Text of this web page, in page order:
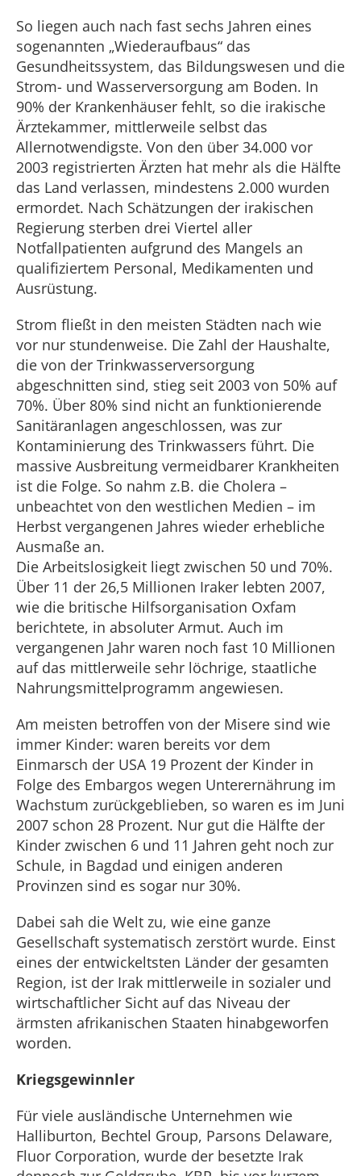
So liegen auch nach fast sechs Jahren eines
sogenannten „Wiederaufbaus“ das
Gesundheitssystem, das Bildungswesen und die
Strom- und Wasserversorgung am Boden. In
90% der Krankenhäuser fehlt, so die irakische
Ärztekammer, mittlerweile selbst das
Allernotwendigste. Von den über 34.000 vor
2003 registrierten Ärzten hat mehr als die Hälfte
das Land verlassen, mindestens 2.000 wurden
ermordet. Nach Schätzungen der irakischen
Regierung sterben drei Viertel aller
Notfallpatienten aufgrund des Mangels an
qualifiziertem Personal, Medikamenten und
Ausrüstung.
Strom fließt in den meisten Städten nach wie
vor nur stundenweise. Die Zahl der Haushalte,
die von der Trinkwasserversorgung
abgeschnitten sind, stieg seit 2003 von 50% auf
70%. Über 80% sind nicht an funktionierende
Sanitäranlagen angeschlossen, was zur
Kontaminierung des Trinkwassers führt. Die
massive Ausbreitung vermeidbarer Krankheiten
ist die Folge. So nahm z.B. die Cholera –
unbeachtet von den westlichen Medien – im
Herbst vergangenen Jahres wieder erhebliche
Ausmaße an.
Die Arbeitslosigkeit liegt zwischen 50 und 70%.
Über 11 der 26,5 Millionen Iraker lebten 2007,
wie die britische Hilfsorganisation Oxfam
berichtete, in absoluter Armut. Auch im
vergangenen Jahr waren noch fast 10 Millionen
auf das mittlerweile sehr löchrige, staatliche
Nahrungsmittelprogramm angewiesen.
Am meisten betroffen von der Misere sind wie
immer Kinder: waren bereits vor dem
Einmarsch der USA 19 Prozent der Kinder in
Folge des Embargos wegen Unterernährung im
Wachstum zurückgeblieben, so waren es im Juni
2007 schon 28 Prozent. Nur gut die Hälfte der
Kinder zwischen 6 und 11 Jahren geht noch zur
Schule, in Bagdad und einigen anderen
Provinzen sind es sogar nur 30%.
Dabei sah die Welt zu, wie eine ganze
Gesellschaft systematisch zerstört wurde. Einst
eines der entwickeltsten Länder der gesamten
Region, ist der Irak mittlerweile in sozialer und
wirtschaftlicher Sicht auf das Niveau der
ärmsten afrikanischen Staaten hinabgeworfen
worden.
Kriegsgewinnler
Für viele ausländische Unternehmen wie
Halliburton, Bechtel Group, Parsons Delaware,
Fluor Corporation, wurde der besetzte Irak